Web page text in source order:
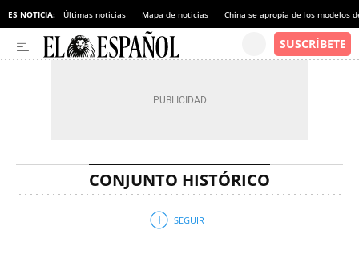
ES NOTICIA: Últimas noticias Mapa de noticias China se apropia de los modelos
CONJUNTO HISTÓRICO